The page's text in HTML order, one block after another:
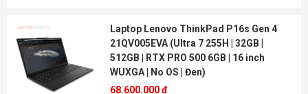
Laptop Lenovo ThinkPad P16s Gen 4
21QV005EVA (Ultra 7 255H | 32GB |
512GB | RTX PRO 500 6GB | 16 inch
WUXGA | No OS | Đen)
68.600.000 đ